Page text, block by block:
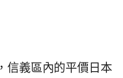
信義區內的平價日本